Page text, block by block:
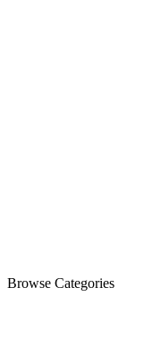
Browse Categories